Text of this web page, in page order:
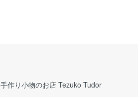
手作り小物のお店 Tezuko Tudor